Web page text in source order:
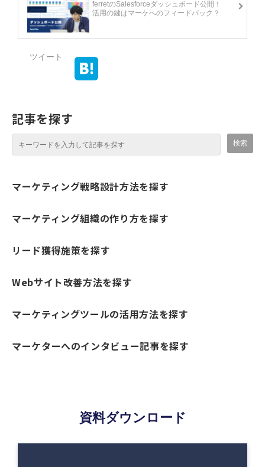
ferretのSalesforceダッシュボード公開！
活用の鍵はマーケへのフィードバック？
ツイート
記事を探す
マーケティング戦略設計方法を探す
マーケティング組織の作り方を探す
リード獲得施策を探す
Webサイト改善方法を探す
マーケティングツールの活用方法を探す
マーケターへのインタビュー記事を探す
資料ダウンロード